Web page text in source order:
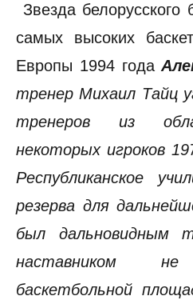
Звезда белорусского
самых высоких
Европы 1994 года
тренер Михаил Тайц
тренеров из
некоторых игроков
Республиканское
резерва для
был дальновидным
наставником
баскетбольной